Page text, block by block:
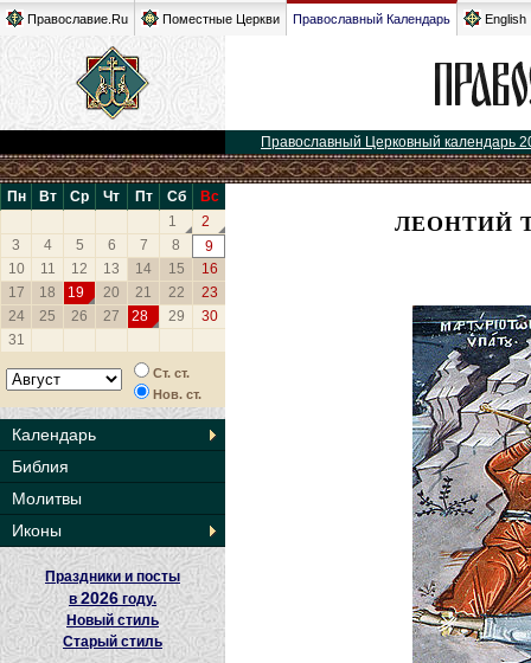
Православие.Ru Поместные Церкви Православный Календарь English
Православный Церковный календарь
Пн Вт Ср Чт Пт Сб
Вс
1
2
3
4 5 6 7 8
9
10
11 12 13 14 15
16
17
18 19 20 21 22
23
24
25 26 27 28 29
30
31
Ст. ст.
Нов. ст.
Календарь
Библия
Молитвы
Иконы
Праздники и посты
в2026 году.
Новый стиль
Старый стиль
ЛЕОНТИЙ